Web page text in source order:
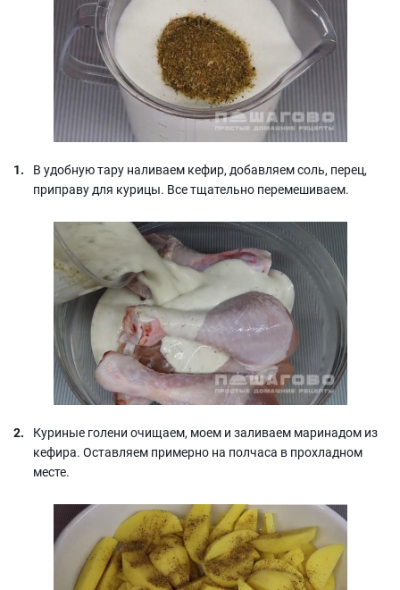
В удобную тару наливаем кефир, добавляем соль, перец,
приправу для курицы. Все тщательно перемешиваем.
Куриные голени очищаем, моем и заливаем маринадом из
кефира. Оставляем примерно на полчаса в прохладном
месте.